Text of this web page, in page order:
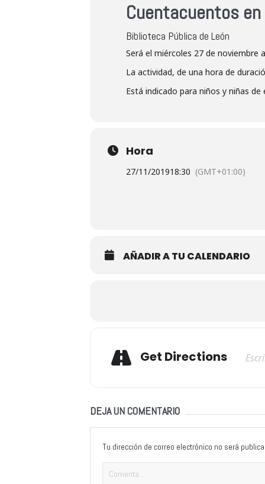
Cuentacuentos
Biblioteca Pública de León
Será el miércoles 27 de noviembre
La actividad, de una hora de
Está indicado para niños y niñas de
Hora
27/11/201918:30 (GMT+01:00)
AÑADIR A TU CALENDARIO
Get Directions
DEJA UN COMENTARIO
Tu dirección de correo electrónico no será